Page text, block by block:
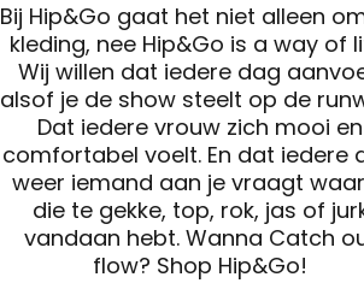
Bij Hip&Go gaat het niet alleen
kleding, nee Hip&Go is a way of
Wij willen dat iedere dag
alsof je de show steelt op de
Dat iedere vrouw zich mooi en
comfortabel voelt. En dat iedere
weer iemand aan je vraagt
die te gekke, top, rok, jas of
vandaan hebt. Wanna Catch
flow? Shop Hip&Go!